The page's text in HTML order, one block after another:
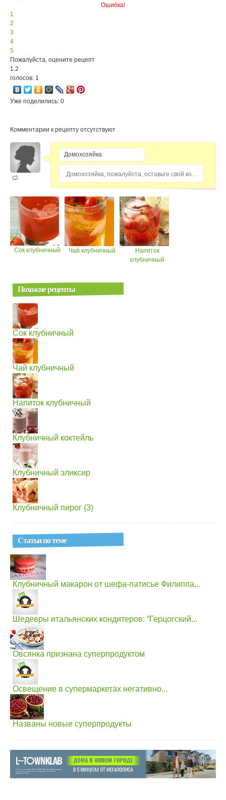
Ошибка!
1
2
3
4
5
Пожалуйста, оцените рецепт
1.2
голосов: 1
Уже поделились: 0
Комментарии к рецепту отсутствуют
Сок клубничный Чай клубничный
Напиток
клубничный
Похожие рецепты
Сок клубничный
Чай клубничный
Напиток клубничный
Клубничный коктейль
Клубничный эликсир
Клубничный пирог (3)
Статьи по теме
Клубничный макарон от шефа-патисье Филиппа...
Шедевры итальянских кондитеров: “Герцогский...
Овсянка признана суперпродуктом
Освещение в супермаркетах негативно...
Названы новые суперпродукты